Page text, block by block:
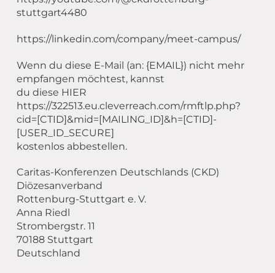
stuttgart4480
https://linkedin.com/company/meet-campus/
Wenn du diese E-Mail (an: {EMAIL}) nicht mehr
empfangen möchtest, kannst
du diese HIER
https://322513.eu.cleverreach.com/rmftlp.php?
cid=[CTID]&mid=[MAILING_ID]&h=[CTID]-
[USER_ID_SECURE]
kostenlos abbestellen.
Caritas-Konferenzen Deutschlands (CKD)
Diözesanverband
Rottenburg-Stuttgart e. V.
Anna Riedl
Strombergstr. 11
70188 Stuttgart
Deutschland